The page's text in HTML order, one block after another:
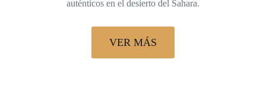
auténticos en el desierto del Sahara.
VER MÁS